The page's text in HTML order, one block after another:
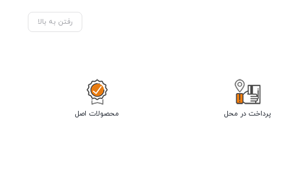
رفتن به بالا
پرداخت در محل محصولات اصل